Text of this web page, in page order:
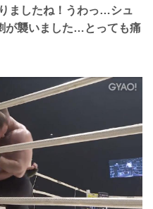
ましたね！うわっ…シュ
が襲いました…とっても痛